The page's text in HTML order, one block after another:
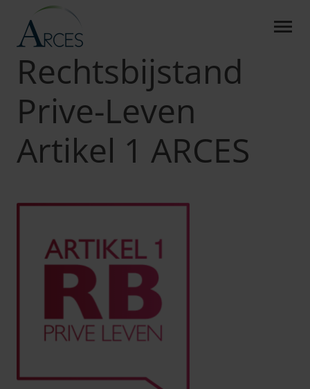
Skip to Main Content
RECHTSBIJSTAND
Arces Producten
Rechtsbijstand
Prive-Leven
Artikel 1 ARCES